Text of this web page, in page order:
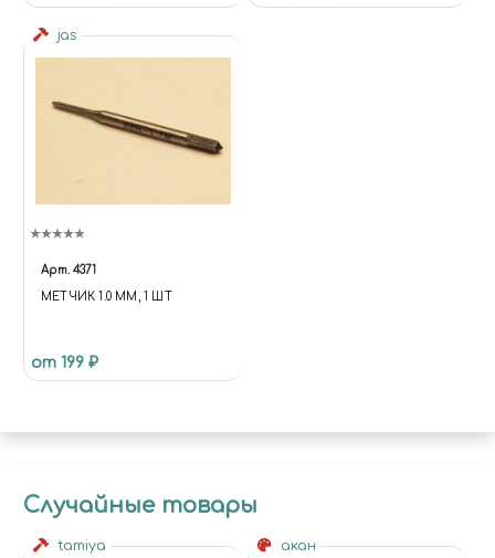
jas
Арт. 4371
МЕТЧИК 1.0 ММ, 1 ШТ
от 199 ₽
Случайные товары
tamiya акан